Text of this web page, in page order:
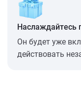
Наслаждайтесь
Он будет уже
действовать